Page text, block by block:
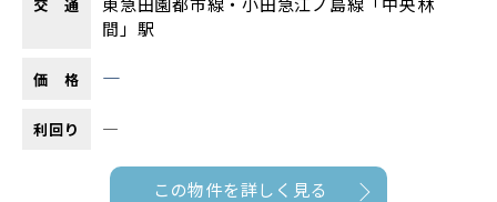
交 通
間」駅
価 格 ―
利回り ―
この物件を詳しく見る